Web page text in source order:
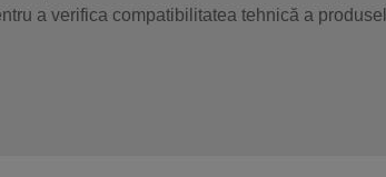
a verifica compatibilitatea tehnică a